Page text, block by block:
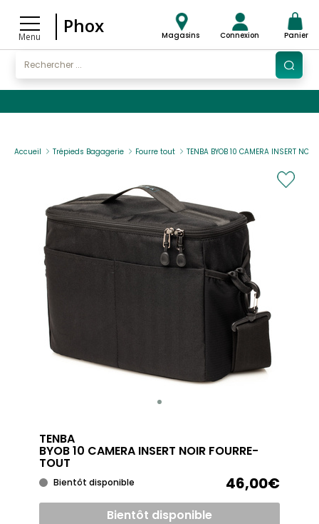
Menu
Phox Magasins Connexion Panier
Accueil Trépieds Bagagerie Fourre tout TENBA BYOB 10 CAMERA INSERT NOIR
TENBA
BYOB 10 CAMERA INSERT NOIR FOURRE-
TOUT
Bientôt disponible 46,00€
Bientôt disponible